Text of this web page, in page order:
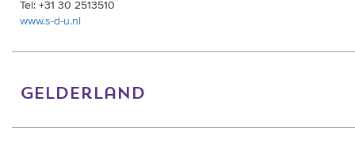
Tel: +31 30 2513510
www.s-d-u.nl
gelderland